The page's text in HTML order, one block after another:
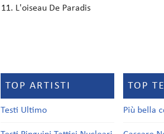
L'oiseau De Paradis
TOP ARTISTI
Testi Ultimo
TOP
Più bella